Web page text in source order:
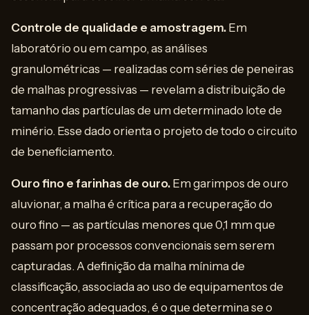
Controle de qualidade e amostragem. Em
laboratório ou em campo, as análises
granulométricas — realizadas com séries de peneiras
de malhas progressivas — revelam a distribuição de
tamanho das partículas de um determinado lote de
minério. Esse dado orienta o projeto de todo o circuito
de beneficiamento.
Ouro fino e farinhas de ouro. Em garimpos de ouro
aluvionar, a malha é crítica para a recuperação do
ouro fino — as partículas menores que 0,1 mm que
passam por processos convencionais sem serem
capturadas. A definição da malha mínima de
classificação, associada ao uso de equipamentos de
concentração adequados, é o que determina se o